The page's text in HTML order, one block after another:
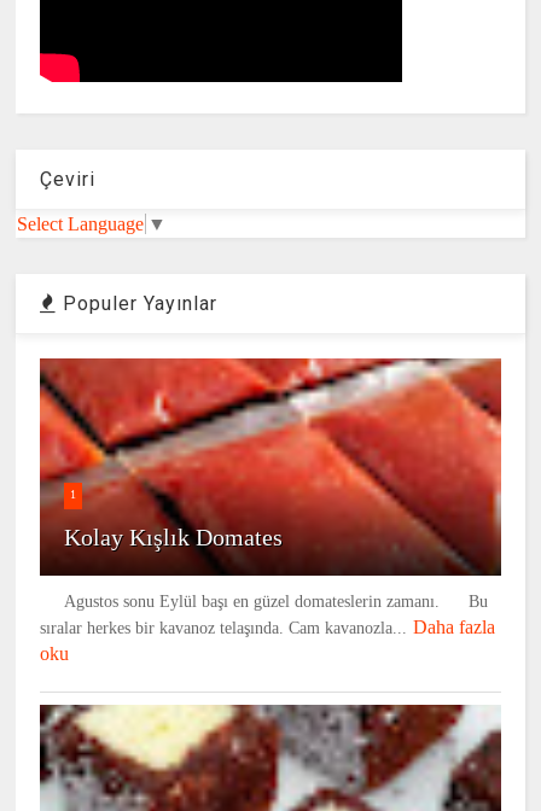
Çeviri
Select Language ▼
Populer Yayınlar
1
Kolay Kışlık Domates
Agustos sonu Eylül başı en güzel domateslerin zamanı. Bu
sıralar herkes bir kavanoz telaşında. Cam kavanozla... Daha fazla
oku